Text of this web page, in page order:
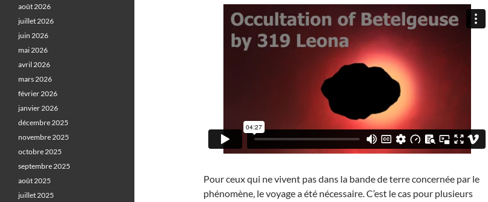
Pour ceux qui ne vivent pas dans la bande de terre concernée par le
phénomène, le voyage a été nécessaire. C’est le cas pour plusieurs
août 2026
juillet 2026
juin 2026
mai 2026
avril 2026
mars 2026
février 2026
janvier 2026
décembre 2025
novembre 2025
octobre 2025
septembre 2025
août 2025
juillet 2025